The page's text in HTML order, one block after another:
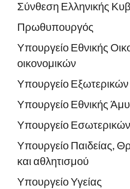
Σύνθεση Ελληνικής
Πρωθυπουργός
Υπουργείο Εθνικής
οικονομικών
Υπουργείο Εξωτερικών
Υπουργείο Εθνικής
Υπουργείο Εσωτερικών
Υπουργείο Παιδείας,
και αθλητισμού
Υπουργείο Υγείας